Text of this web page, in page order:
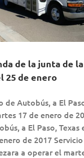
de la junta de
25 de enero
de Autobús, a El
17 de enero de
a El Paso,
de 2017
a operar el